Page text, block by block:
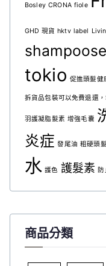
Bosley CRONA fiole
GHD 現貨 hktv label
tokio 促進頭髮健
拆貨品包裝可以免費退還
羽護凝脂髮素 增強毛囊
炎症 發尾油 粗硬頭髮
水 護色 護髮素 防
商品分類